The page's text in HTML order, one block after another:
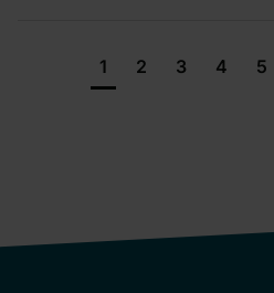
1 2 3 4 5